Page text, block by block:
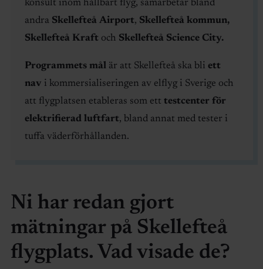
konsult inom hållbart flyg, samarbetar bland
andra Skellefteå Airport, Skellefteå kommun,
Skellefteå Kraftoch Skellefteå Science City.
Programmets målär att Skellefteå ska bli ett
nav i kommersialiseringen av elflyg i Sverige och
att flygplatsen etableras som ett testcenter för
elektrifierad luftfart, bland annat med tester i
tuffa väderförhållanden.
Ni har redan gjort
mätningar på Skellefteå
flygplats. Vad visade de?